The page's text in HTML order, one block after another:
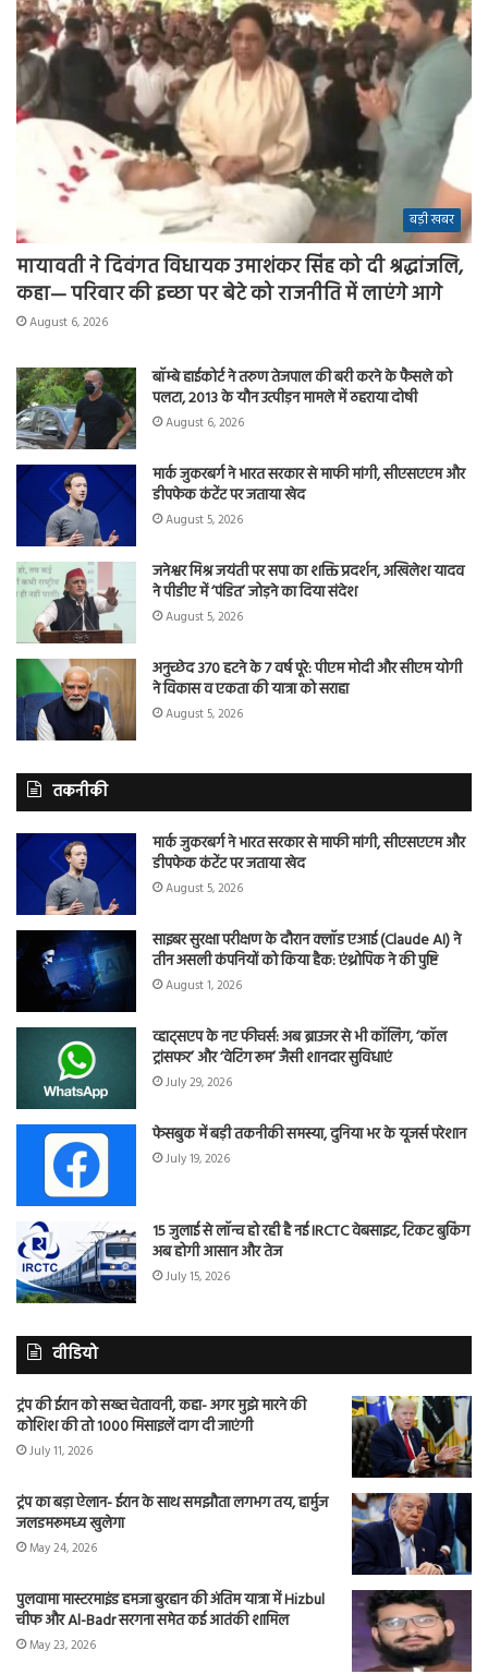
बड़ी खबर
मायावती ने दिवंगत विधायक उमाशंकर सिंह को दी श्रद्धांजलि,
कहा— परिवार की इच्छा पर बेटे को राजनीति में लाएंगे आगे
August 6, 2026
बॉम्बे हाईकोर्ट ने तरुण तेजपाल की बरी करने के फैसले को
पलटा, 2013 के यौन उत्पीड़न मामले में ठहराया दोषी
August 6, 2026
मार्क जुकरबर्ग ने भारत सरकार से माफी मांगी, सीएसएएम और
डीपफेक कंटेंट पर जताया खेद
August 5, 2026
जनेश्वर मिश्र जयंती पर सपा का शक्ति प्रदर्शन, अखिलेश यादव
ने पीडीए में ‘पंडित’ जोड़ने का दिया संदेश
August 5, 2026
अनुच्छेद 370 हटने के 7 वर्ष पूरे: पीएम मोदी और सीएम योगी
ने विकास व एकता की यात्रा को सराहा
August 5, 2026
तकनीकी
मार्क जुकरबर्ग ने भारत सरकार से माफी मांगी, सीएसएएम और
डीपफेक कंटेंट पर जताया खेद
August 5, 2026
साइबर सुरक्षा परीक्षण के दौरान क्लॉड एआई (Claude AI) ने
तीन असली कंपनियों को किया हैक: एंथ्रोपिक ने की पुष्टि
August 1, 2026
व्हाट्सएप के नए फीचर्स: अब ब्राउजर से भी कॉलिंग, ‘कॉल
ट्रांसफर’ और ‘वेटिंग रूम’ जैसी शानदार सुविधाएं
July 29, 2026
फेसबुक में बड़ी तकनीकी समस्या, दुनिया भर के यूजर्स परेशान
July 19, 2026
15 जुलाई से लॉन्च हो रही है नई IRCTC वेबसाइट, टिकट बुकिंग
अब होगी आसान और तेज
July 15, 2026
वीडियो
ट्रंप की ईरान को सख्त चेतावनी, कहा- अगर मुझे मारने की
कोशिश की तो 1000 मिसाइलें दाग दी जाएंगी
July 11, 2026
ट्रंप का बड़ा ऐलान- ईरान के साथ समझौता लगभग तय, हार्मुज
जलडमरूमध्य खुलेगा
May 24, 2026
पुलवामा मास्टरमाइंड हमजा बुरहान की अंतिम यात्रा में Hizbul
चीफ और Al-Badr सरगना समेत कई आतंकी शामिल
May 23, 2026